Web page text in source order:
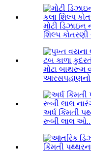
મોટી
શિલ્પ કોતરણી
મોટા બાથરૂમ
આરસપહાણનો
અર્ધ કિંમતી
રૂબી લાલ